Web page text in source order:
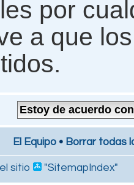
por
a que
El Equipo • Borrar todas
sitio "SitemapIndex"